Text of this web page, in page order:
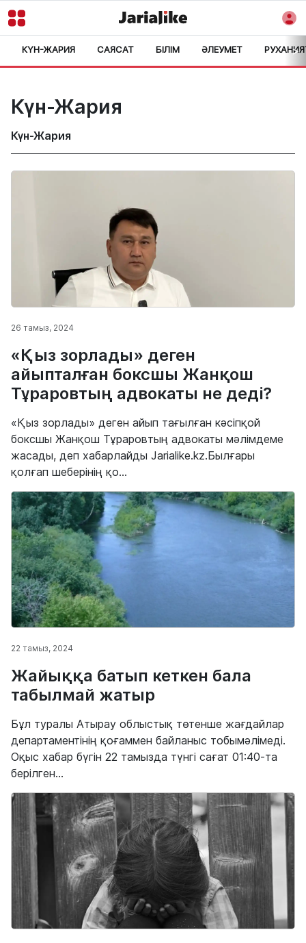
КҮН-ЖАРИЯ САЯСАТ БІЛІМ ӘЛЕУМЕТ >
Күн-Жария
Күн-Жария
26 тамыз, 2024
«Қыз зорлады» деген
айыпталған боксшы Жанқош
Тұраровтың адвокаты не деді?
«Қыз зорлады» деген айып тағылған кәсіпқой
боксшы Жанқош Тұраровтың адвокаты мәлімдеме
жасады, деп хабарлайды Jarialike.kz.Былғары
қолғап шеберінің қо...
22 тамыз, 2024
Жайыққа батып кеткен бала
табылмай жатыр
Бұл туралы Атырау облыстық төтенше жағдайлар
департаментінің қоғаммен байланыс тобымәлімеді.
Оқыс хабар бүгін 22 тамызда түнгі сағат 01:40-та
берілген...